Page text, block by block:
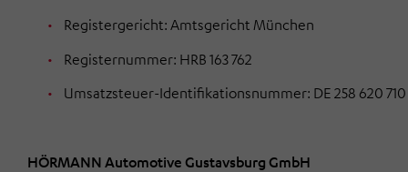
Registergericht: Amtsgericht München
Registernummer: HRB 163 762
Umsatzsteuer-Identifikationsnummer: DE 258 620 710
HÖRMANN Automotive Gustavsburg GmbH